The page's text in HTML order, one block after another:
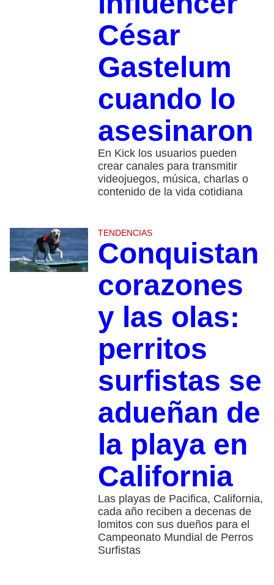
César
Gastelum
cuando lo
asesinaron
En Kick los usuarios pueden
crear canales para transmitir
videojuegos, música, charlas o
contenido de la vida cotidiana
TENDENCIAS
Conquistan
corazones
y las olas:
perritos
surfistas se
adueñan de
la playa en
California
Las playas de Pacifica, California,
cada año reciben a decenas de
lomitos con sus dueños para el
Campeonato Mundial de Perros
Surfistas